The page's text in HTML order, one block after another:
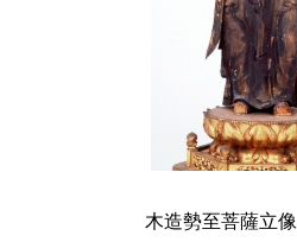
木造勢至菩薩立像